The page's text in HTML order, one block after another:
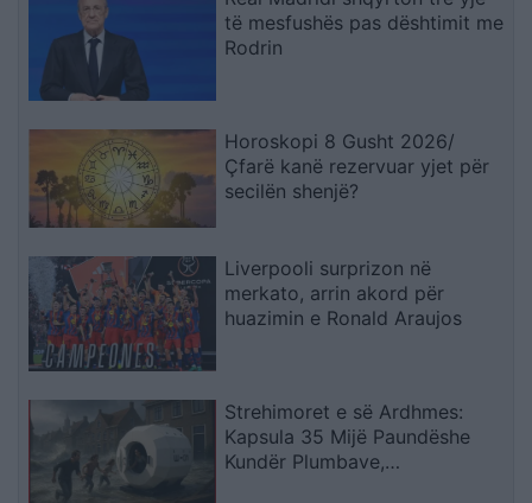
të mesfushës pas dështimit me
Rodrin
Horoskopi 8 Gusht 2026/
Çfarë kanë rezervuar yjet për
secilën shenjë?
Liverpooli surprizon në
merkato, arrin akord për
huazimin e Ronald Araujos
Strehimoret e së Ardhmes:
Kapsula 35 Mijë Paundëshe
Kundër Plumbave,